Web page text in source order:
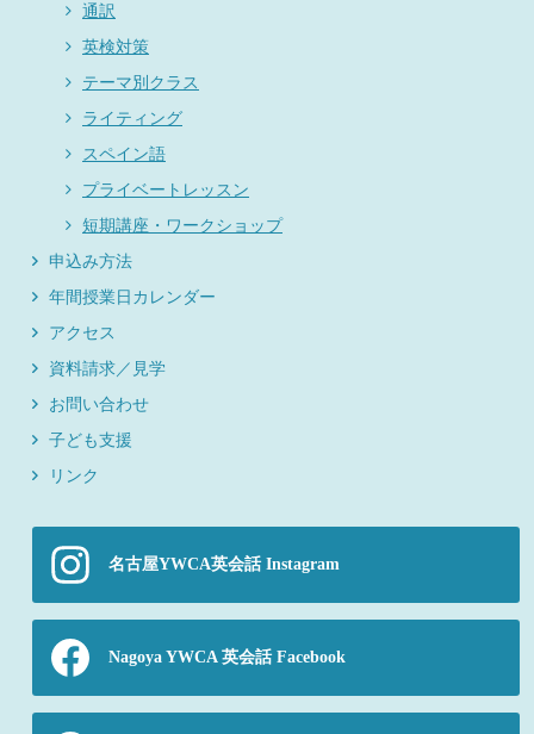
通訳
英検対策
テーマ別クラス
ライティング
スペイン語
プライベートレッスン
短期講座・ワークショップ
申込み方法
年間授業日カレンダー
アクセス
資料請求／見学
お問い合わせ
子ども支援
リンク
名古屋YWCA英会話 Instagram
Nagoya YWCA 英会話 Facebook